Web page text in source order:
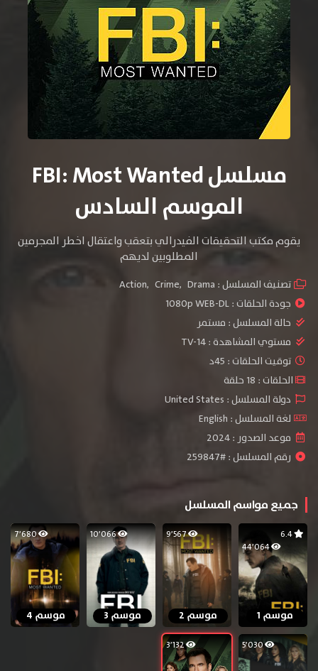
مسلسل FBI: Most Wanted
الموسم السادس
يقوم مكتب التحقيقات الفيدرالي بتعقب واعتقال اخطر المجرمين
المطلوبين لديهم
تصنيف المسلسل : Action, Crime, Drama
جودة الحلقات :1080p WEB-DL
حالة المسلسل : مستمر
مستوي المشاهدة :TV-14
توقيت الحلقات : 45د
الحلقات : 18 حلقة
دولة المسلسل : United States
لغة المسلسل : English
موعد الصدور : 2024
رقم المسلسل : #259847
جميع مواسم المسلسل
موسم 1
9٬567
موسم 2
10٬066
موسم 3
7٬680
موسم 4
5٬030 3٬132